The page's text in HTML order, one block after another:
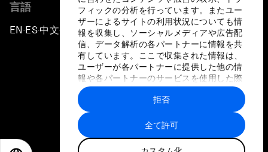
フィックの分析を行っています。またユー
ザーによるサイトの利用状況についても情
報を収集し、ソーシャルメディアや広告配
信、データ解析の各パートナーに情報を共
有しています。ここで収集された情報は、
ユーザーが各パートナーに提供した他の情
報や各パートナーのサービスを使用した際
に収集された情報と組み合わされ、各パー
トナーによって使用されることがありま
す。
全て許可
拒否
言語
EN ▪ES▪中文▪ 日本語
プライバシーポリシーと利用規約
サイトマップ